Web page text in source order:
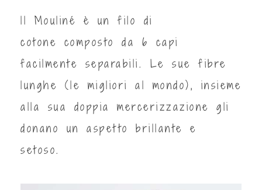
ll Mouliné è un filo di
cotone composto da 6 capi
facilmente separabili. Le sue fibre
lunghe (le migliori al mondo), insieme
alla sua doppia mercerizzazione gli
donano un aspetto brillante e
setoso.